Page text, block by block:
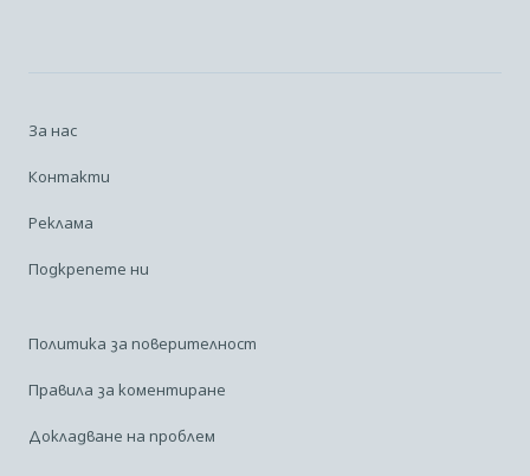
За нас
Контакти
Реклама
Подкрепете ни
Политика за поверителност
Правила за коментиране
Докладване на проблем